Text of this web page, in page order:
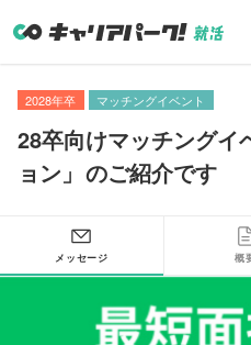
2028年卒 マッチングイベント
28卒向けマッチングイ
ョン 」 のご紹介です
メッセージ 概